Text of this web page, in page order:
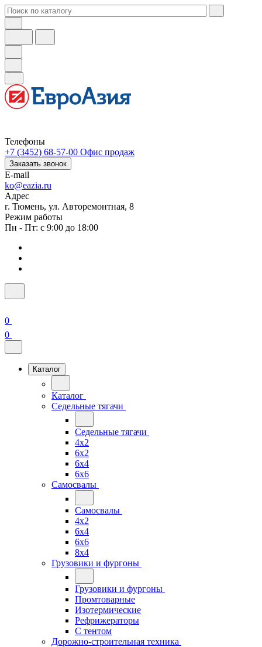
Телефоны
+7 (3452) 68-57-00 Офис продаж
Заказать звонок
E-mail
ko@eazia.ru
Адрес
г. Тюмень, ул. Авторемонтная, 8
Режим работы
Пн - Пт: с 9:00 до 18:00
0
0
Каталог
Каталог
Седельные тягачи
Седельные тягачи
4x2
6x2
6x4
6x6
Самосвалы
Самосвалы
4x2
6x4
6x6
8x4
Грузовики и фургоны
Грузовики и фургоны
Промтоварные
Изотермические
Рефрижераторы
С тентом
Дорожно-строительная техника